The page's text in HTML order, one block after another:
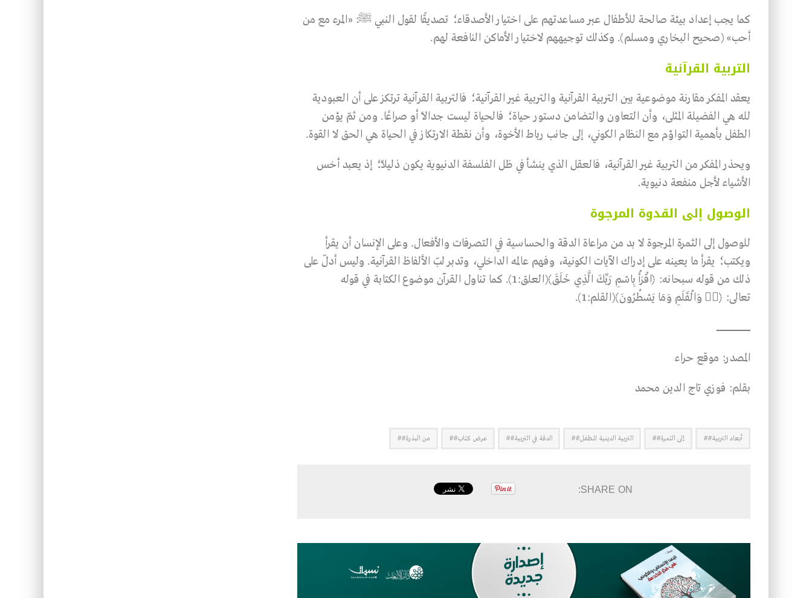
كما يجب إعداد بيئة صالحة للأطفال عبر مساعدتهم على اختيار الأصدقاء؛ تصديقًا لقول النبي ﷺ: «المرء مع من
أحب» (صحيح البخاري ومسلم). وكذلك توجيههم لاختيار الأماكن النافعة لهم.
التربية القرآنية
يعقد المفكر مقارنة موضوعية بين التربية القرآنية والتربية غير القرآنية؛ فالتربية القرآنية ترتكز على أن العبودية
لله هي الفضيلة المثلى، وأن التعاون والتضامن دستور حياة؛ فالحياة ليست جدالاً أو صراعًا. ومن ثمّ يؤمن
الطفل بأهمية التواؤم مع النظام الكوني، إلى جانب رباط الأخوة، وأن نقطة الارتكاز في الحياة هي الحق لا القوة.
ويحذر المفكر من التربية غير القرآنية، فالعقل الذي ينشأ في ظل الفلسفة الدنيوية يكون ذليلاً؛ إذ يعبد أخس
الأشياء لأجل منفعة دنيوية.
الوصول إلى القدوة المرجوة
للوصول إلى الثمرة المرجوة لا بد من مراعاة الدقة والحساسية في التصرفات والأفعال. وعلى الإنسان أن يقرأ
ويكتب؛ يقرأ ما يعينه على إدراك الآيات الكونية، وفهم عالمه الداخلي، وتدبر لبّ الألفاظ القرآنية. وليس أدلّ على
ذلك من قوله سبحانه: ﴿اقْرَأْ بِاسْمِ رَبِّكَ الَّذِي خَلَقَ﴾(العلق:1). كما تناول القرآن موضوع الكتابة في قوله
تعالى: ﴿نۤ وَالْقَلَمِ وَمَا يَسْطُرُونَ﴾(القلم:1).
ــــــــــــــــــــــــــــــــــــــــــــــــــــــــ
المصدر: موقع حراء
بقلم: فوزي تاج الدين محمد
أبعاد التربية## إلى الثمرة## التربية الدينية للطفل## الدقة في التربية## عرض كتاب## من البذرة##
SHARE ON: